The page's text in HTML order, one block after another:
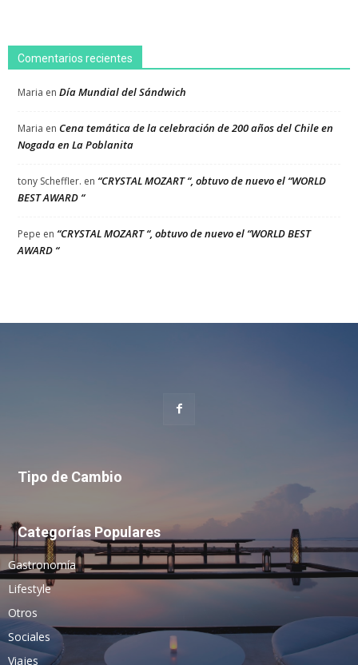
Comentarios recientes
Maria en Día Mundial del Sándwich
Maria en Cena temática de la celebración de 200 años del Chile en
Nogada en La Poblanita
tony Scheffler. en “CRYSTAL MOZART “, obtuvo de nuevo el “WORLD
BEST AWARD “
Pepe en “CRYSTAL MOZART “, obtuvo de nuevo el “WORLD BEST
AWARD “
Tipo de Cambio
Categorías Populares
Gastronomía
Lifestyle
Otros
Sociales
Viajes